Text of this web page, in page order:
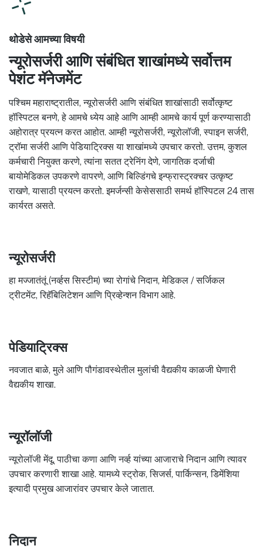
थोडेसे आमच्या विषयी
न्यूरोसर्जरी आणि संबंधित शाखांमध्ये सर्वोत्तम
पेशंट मॅनेजमेंट
पश्चिम महाराष्ट्रातील, न्यूरोसर्जरी आणि संबंधित शाखांसाठी सर्वोत्कृष्ट
हॉस्पिटल बनणे, हे आमचे ध्येय आहे आणि आम्ही आमचे कार्य पूर्ण करण्यासाठी
अहोरात्र प्रयत्न करत आहोत. आम्ही न्यूरोसर्जरी, न्यूरोलॉजी, स्पाइन सर्जरी,
ट्रॉमा सर्जरी आणि पेडियाट्रिक्स या शाखांमध्ये उपचार करतो. उत्तम, कुशल
कर्मचारी नियुक्त करणे, त्यांना सतत ट्रेनिंग देणे, जागतिक दर्जाची
बायोमेडिकल उपकरणे वापरणे, आणि बिल्डिंगचे इन्फ्रास्ट्रक्चर उत्कृष्ट
राखणे, यासाठी प्रयत्न करतो. इमर्जन्सी केसेससाठी समर्थ हॉस्पिटल 24 तास
कार्यरत असते.
न्यूरोसर्जरी
हा मज्जातंतूं (नर्व्हस सिस्टीम) च्या रोगांचे निदान, मेडिकल / सर्जिकल
ट्रीटमेंट, रिहॅबिलिटेशन आणि प्रिव्हेन्शन विभाग आहे.
पेडियाट्रिक्स
नवजात बाळे, मुले आणि पौगंडावस्थेतील मुलांची वैद्यकीय काळजी घेणारी
वैद्यकीय शाखा.
न्यूरॉलॉजी
न्यूरोलॉजी मेंदू, पाठीचा कणा आणि नर्व्ह यांच्या आजाराचे निदान आणि त्यावर
उपचार करणारी शाखा आहे. यामध्ये स्ट्रोक, सिजर्स, पार्किन्सन, डिमेंशिया
इत्यादी प्रमुख आजारांवर उपचार केले जातात.
निदान